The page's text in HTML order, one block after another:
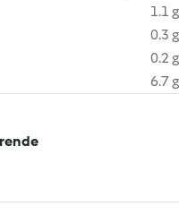
1.1 g
0.3 g
0.2 g
6.7 g